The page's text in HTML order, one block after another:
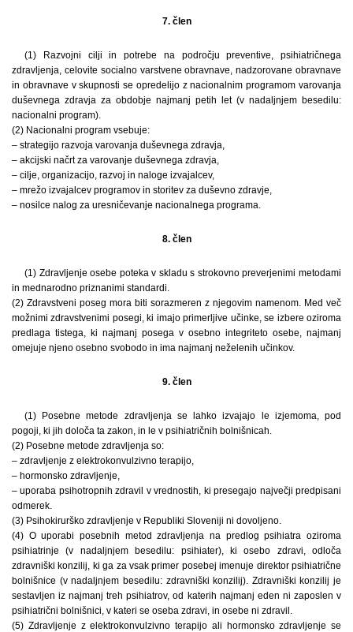
7. člen
(1) Razvojni cilji in potrebe na področju preventive, psihiatričnega
zdravljenja, celovite socialno varstvene obravnave, nadzorovane obravnave
in obravnave v skupnosti se opredelijo z nacionalnim programom varovanja
duševnega zdravja za obdobje najmanj petih let (v nadaljnjem besedilu:
nacionalni program).
(2) Nacionalni program vsebuje:
– strategijo razvoja varovanja duševnega zdravja,
– akcijski načrt za varovanje duševnega zdravja,
– cilje, organizacijo, razvoj in naloge izvajalcev,
– mrežo izvajalcev programov in storitev za duševno zdravje,
– nosilce nalog za uresničevanje nacionalnega programa.
8. člen
(1) Zdravljenje osebe poteka v skladu s strokovno preverjenimi metodami
in mednarodno priznanimi standardi.
(2) Zdravstveni poseg mora biti sorazmeren z njegovim namenom. Med več
možnimi zdravstvenimi posegi, ki imajo primerljive učinke, se izbere oziroma
predlaga tistega, ki najmanj posega v osebno integriteto osebe, najmanj
omejuje njeno osebno svobodo in ima najmanj neželenih učinkov.
9. člen
(1) Posebne metode zdravljenja se lahko izvajajo le izjemoma, pod
pogoji, ki jih določa ta zakon, in le v psihiatričnih bolnišnicah.
(2) Posebne metode zdravljenja so:
– zdravljenje z elektrokonvulzivno terapijo,
– hormonsko zdravljenje,
– uporaba psihotropnih zdravil v vrednostih, ki presegajo največji predpisani
odmerek.
(3) Psihokirurško zdravljenje v Republiki Sloveniji ni dovoljeno.
(4) O uporabi posebnih metod zdravljenja na predlog psihiatra oziroma
psihiatrinje (v nadaljnjem besedilu: psihiater), ki osebo zdravi, odloča
zdravniški konzilij, ki ga za vsak primer posebej imenuje direktor psihiatrične
bolnišnice (v nadaljnjem besedilu: zdravniški konzilij). Zdravniški konzilij je
sestavljen iz najmanj treh psihiatrov, od katerih najmanj eden ni zaposlen v
psihiatrični bolnišnici, v kateri se oseba zdravi, in osebe ni zdravil.
(5) Zdravljenje z elektrokonvulzivno terapijo ali hormonsko zdravljenje se